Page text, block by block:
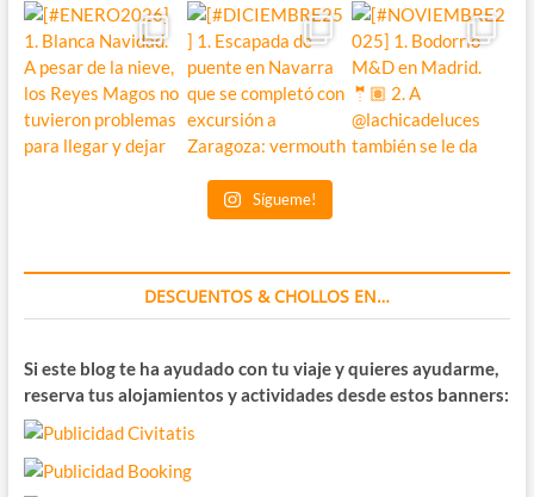
Sígueme!
DESCUENTOS & CHOLLOS EN…
Si este blog te ha ayudado con tu viaje y quieres ayudarme,
reserva tus alojamientos y actividades desde estos banners: